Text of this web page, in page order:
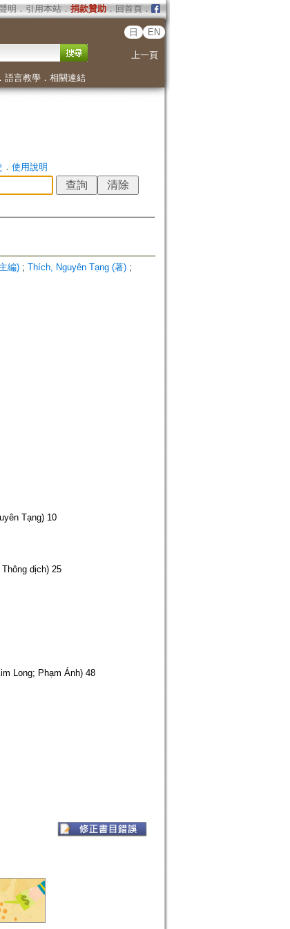
明 ． 引用本站． 捐款贊助．回首頁．
日 EN
上一頁
語言教學． 相關連結
． 使用說明
編); Thích, Nguyên Tạng (著);
Tạng) 10
dịch) 25
Long; Phạm Ánh) 48